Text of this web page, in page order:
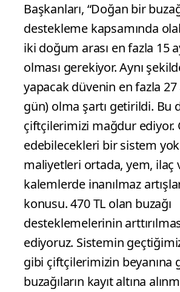
Başkanları, “Doğan bir
destekleme kapsamında
iki doğum arası en fazla 15
olması gerekiyor. Aynı
yapacak düvenin en fazla 27
gün) olma şartı getirildi. Bu
çiftçilerimizi mağdur ediyor.
edebilecekleri bir sistem
maliyetleri ortada, yem, ilaç
kalemlerde inanılmaz
konusu. 470 TL olan buzağı
desteklemelerinin
ediyoruz. Sistemin
gibi çiftçilerimizin beyanına
buzağıların kayıt altına